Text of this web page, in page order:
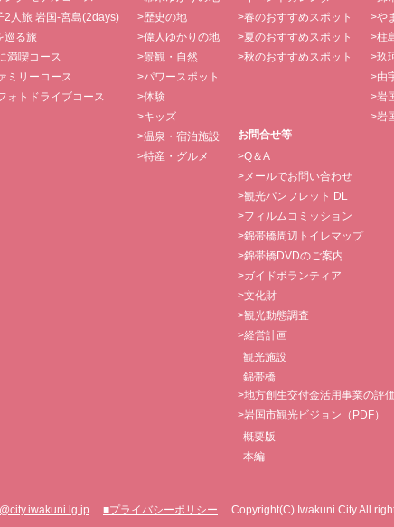
2人旅 岩国-宮島(2days)
巡る旅
満喫コース
ミリーコース
ォトドライブコース
>歴史の地
>偉人ゆかりの地
>景観・自然
>パワースポット
>体験
>キッズ
>温泉・宿泊施設
>特産・グルメ
>春のおすすめスポット
>夏のおすすめスポット
>秋のおすすめスポット
>や
>柱
>玖
>由
>岩
>岩
お問合せ等
>Q＆A
>メールでお問い合わせ
>観光パンフレット DL
>フィルムコミッション
>錦帯橋周辺トイレマップ
>錦帯橋DVDのご案内
>ガイドボランティア
>文化財
>観光動態調査
>経営計画
観光施設
錦帯橋
>地方創生交付金活用事業の評
>岩国市観光ビジョン（PDF）
概要版
本編
■プライバシーポリシー Copyright(C) Iwakuni City All